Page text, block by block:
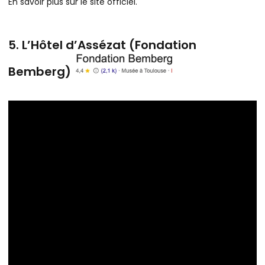
5. L’Hôtel d’Assézat (Fondation
Bemberg)